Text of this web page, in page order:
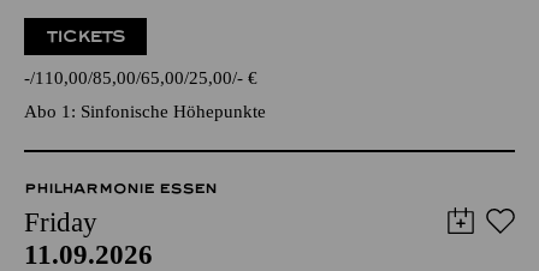
TICKETS
- 110,00 85,00 65,00 25,00 - €
Abo 1: Sinfonische Höhepunkte
PHILHARMONIE ESSEN
Friday
11.09.2026